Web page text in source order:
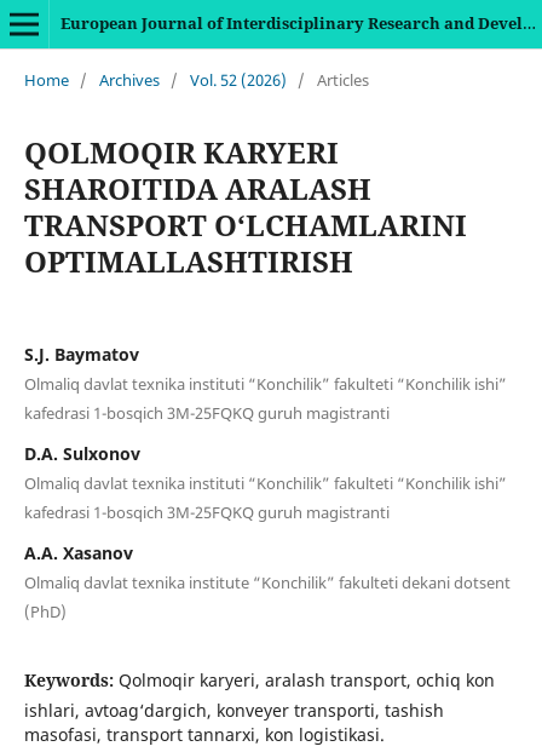
European Journal of Interdisciplinary Research and Development
Home / Archives / Vol. 52 (2026) / Articles
QOLMOQIR KARYERI
SHAROITIDA ARALASH
TRANSPORT O‘LCHAMLARINI
OPTIMALLASHTIRISH
S.J. Baymatov
Olmaliq davlat texnika instituti “Konchilik” fakulteti “Konchilik ishi”
kafedrasi 1-bosqich 3M-25FQKQ guruh magistranti
D.A. Sulxonov
Olmaliq davlat texnika instituti “Konchilik” fakulteti “Konchilik ishi”
kafedrasi 1-bosqich 3M-25FQKQ guruh magistranti
A.A. Xasanov
Olmaliq davlat texnika institute “Konchilik” fakulteti dekani dotsent
(PhD)
Keywords: Qolmoqir karyeri, aralash transport, ochiq kon
ishlari, avtoag‘dargich, konveyer transporti, tashish
masofasi, transport tannarxi, kon logistikasi.